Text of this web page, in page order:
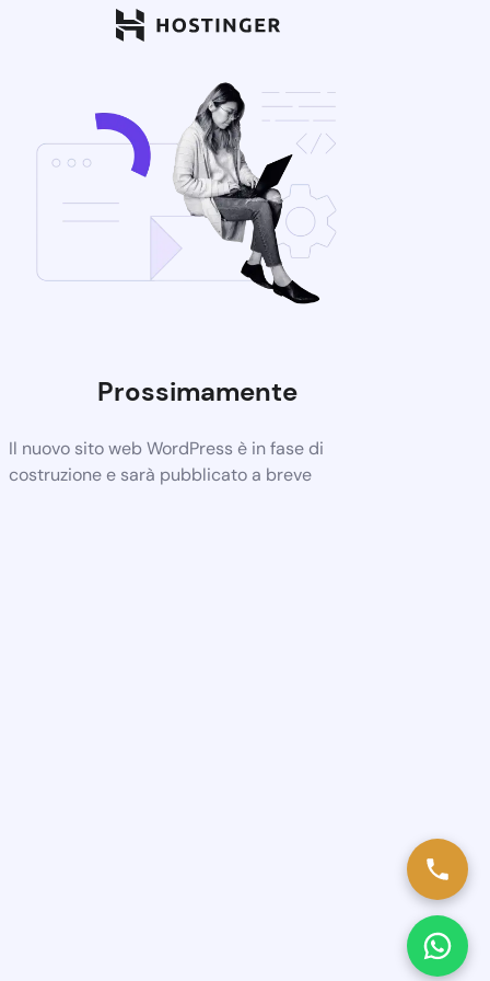
Prossimamente
Il nuovo sito web WordPress è in fase di
costruzione e sarà pubblicato a breve